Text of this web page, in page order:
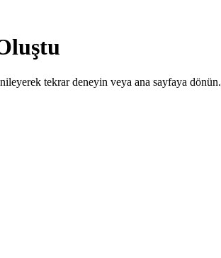
tekrar deneyin veya ana sayfaya dönün.